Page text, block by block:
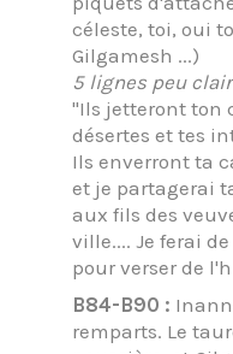
céleste, toi, oui
Gilgamesh ...)
5 lignes peu
"Ils jetteront ton
désertes et tes
Ils enverront ta
et je partagerai
aux fils des
ville.... Je ferai
pour verser de
B84-B90 :
remparts. Le